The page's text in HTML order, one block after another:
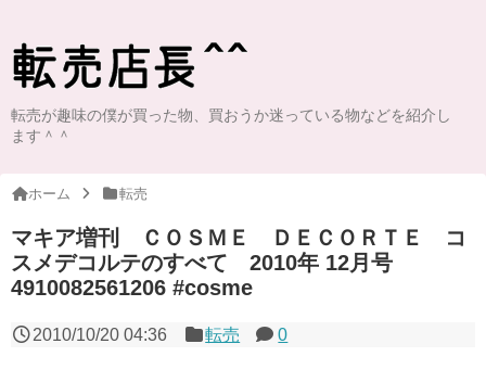
転売が趣味の僕が買った物、買おうか迷っている物などを紹介し
ます＾＾
ホーム 転売
マキア増刊 ＣＯＳＭＥ ＤＥＣＯＲＴＥ コ
スメデコルテのすべて 2010年 12月号
4910082561206 #cosme
2010/10/20 04:36 転売 0